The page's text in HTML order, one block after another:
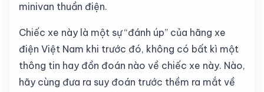
minivan thuần điện.
Chiếc xe này là một sự “đánh úp” của hãng xe
điện Việt Nam khi trước đó, không có bất kì một
thông tin hay đồn đoán nào về chiếc xe này. Nào,
hãy cùng đưa ra suy đoán trước thềm ra mắt về